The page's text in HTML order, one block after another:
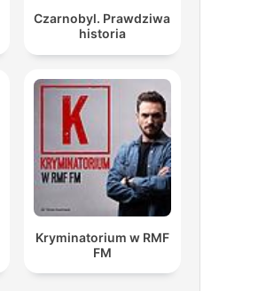
Czarnobyl. Prawdziwa
historia
Kryminatorium w RMF
FM